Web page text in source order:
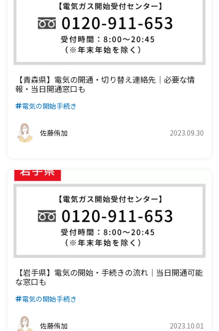
【青森県】電気の開通・切り替え連絡先｜必要な情
報・当日開通窓口も
電気の開始手続き
佐藤侑加 2023.09.30
【岩手県】電気の開始・手続きの流れ｜当日開通可能
な窓口も
電気の開始手続き
佐藤侑加 2023.10.01